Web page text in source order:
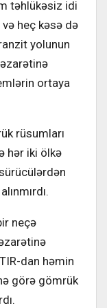
təhlükəsiz idi
və heç kəsə də
yolunun
ortaya
rüsumları
hər iki ölkə
neçə
dan həmin
görə gömrük